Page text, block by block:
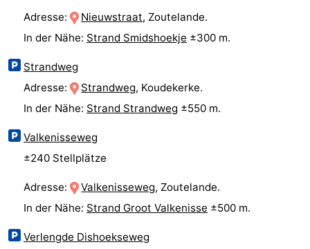
Natur
Walcherse
Dishoek
-
Middelburg
Zeeuws-
Vlaanderen
Nieuwvliet
Adresse: Nieuwstraat, Zoutelande.
In der Nähe: Strand Smidshoekje ±300 m.
Strandweg
Adresse:
Strandweg, Koudekerke.
In der Nähe: Strand Strandweg ±550 m.
Valkenisseweg
±240 Stellplätze
Adresse: Valkenisseweg, Zoutelande.
In der Nähe: Strand Groot Valkenisse ±500 m.
Verlengde Dishoekseweg